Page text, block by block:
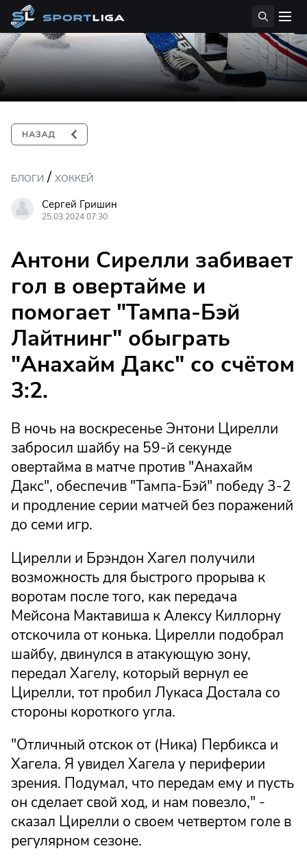
БЛОГИ / ХОККЕЙ
Сергей Гришин
25.03.2024 07:30
Антони Сирелли забивает
гол в овертайме и
помогает "Тампа-Бэй
Лайтнинг" обыграть
"Анахайм Дакс" со счётом
3:2.
В ночь на воскресенье Энтони Цирелли
забросил шайбу на 59-й секунде
овертайма в матче против "Анахайм
Дакс", обеспечив "Тампа-Бэй" победу 3-2
и продление серии матчей без поражений
до семи игр.
Цирелли и Брэндон Хагел получили
возможность для быстрого прорыва к
воротам после того, как передача
Мейсона Мактавиша к Алексу Киллорну
отскочила от конька. Цирелли подобрал
шайбу, двинулся в атакующую зону,
передал Хагелу, который вернул ее
Цирелли, тот пробил Лукаса Достала со
стороны короткого угла.
"Отличный отскок от (Ника) Пербикса и
Хагела. Я увидел Хагела у периферии
зрения. Подумал, что передам ему и пусть
он сделает свой ход, и нам повезло," -
сказал Цирелли о своем четвертом голе в
регулярном сезоне.